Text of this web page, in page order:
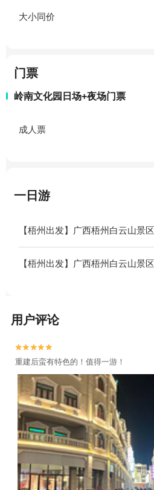
大小同价
门票
岭南文化园日场+夜场门票
成人票
一日游
【梧州出发】广西梧州白云山景
【梧州出发】广西梧州白云山景
用户评论


重建后蛮有特色的！值得一游！